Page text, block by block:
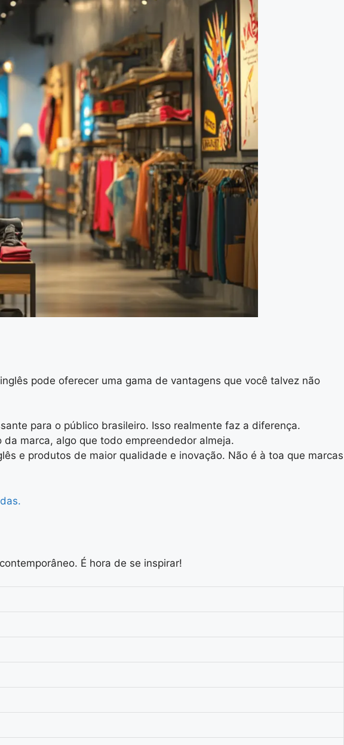
pode oferecer uma gama de vantagens que você talvez não
para o público brasileiro. Isso realmente faz a diferença.
marca, algo que todo empreendedor almeja.
e produtos de maior qualidade e inovação. Não é à toa que marcas
É hora de se inspirar!